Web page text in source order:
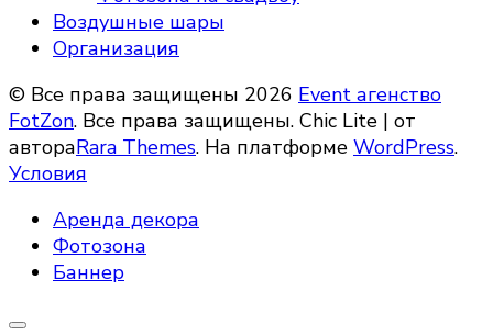
Воздушные шары
Организация
© Все права защищены 2026 Event агенство
FotZon. Все права защищены. Chic Lite | от
автораRara Themes. На платформе WordPress.
Условия
Аренда декора
Фотозона
Баннер